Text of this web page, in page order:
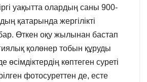
уақытта олардың саны 900-
қатарында жергілікті
Өткен оқу жылынан бастап
қолөнер тобын құруды
өсімдіктердің көптеген суреті
фотосуреттен де, есте